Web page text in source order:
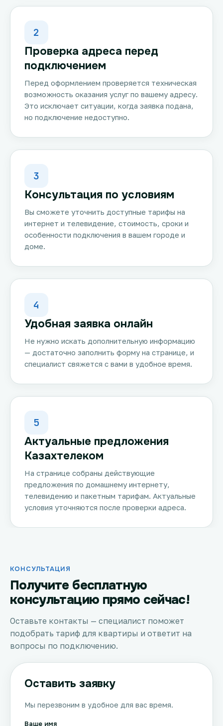
2
Проверка адреса перед
подключением
Перед оформлением проверяется техническая
возможность оказания услуг по вашему адресу.
Это исключает ситуации, когда заявка подана,
но подключение недоступно.
3
Консультация по условиям
Вы сможете уточнить доступные тарифы на
интернет и телевидение, стоимость, сроки и
особенности подключения в вашем городе и
доме.
4
Удобная заявка онлайн
Не нужно искать дополнительную информацию
— достаточно заполнить форму на странице, и
специалист свяжется с вами в удобное время.
5
Актуальные предложения
Казахтелеком
На странице собраны действующие
предложения по домашнему интернету,
телевидению и пакетным тарифам. Актуальные
условия уточняются после проверки адреса.
КОНСУЛЬТАЦИЯ
Получите бесплатную
консультацию прямо сейчас!
Оставьте контакты — специалист поможет
подобрать тариф для квартиры и ответит на
вопросы по подключению.
Оставить заявку
Мы перезвоним в удобное для вас время.
Ваше имя